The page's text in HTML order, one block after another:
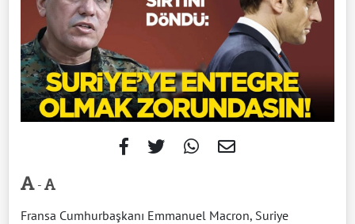
-
Fransa Cumhurbaşkanı Emmanuel Macron, Suriye